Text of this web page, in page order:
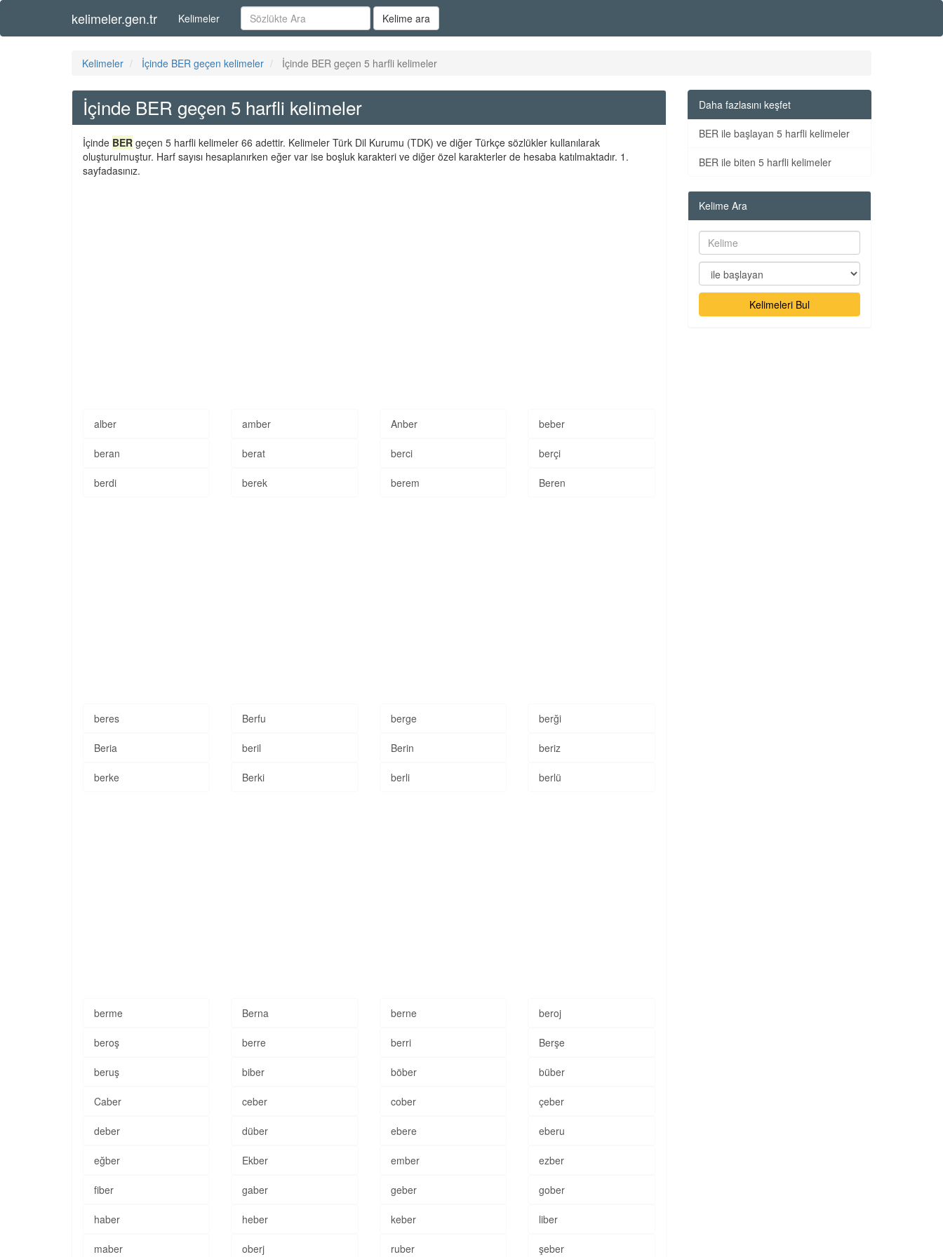
kelimeler.gen.tr Kelimeler Kelime ara
Kelimeler İçinde BER geçen kelimeler İçinde BER geçen 5 harfli kelimeler
İçinde BER geçen 5 harfli kelimeler
İçinde BER geçen 5 harfli kelimeler 66 adettir. Kelimeler Türk Dil Kurumu (TDK) ve diğer Türkçe sözlükler kullanılarak
oluşturulmuştur. Harf sayısı hesaplanırken eğer var ise boşluk karakteri ve diğer özel karakterler de hesaba katılmaktadır. 1.
sayfadasınız.
alber amber Anber beber
beran berat berci berçi
berdi berek berem Beren
beres Berfu berge berği
Beria beril Berin beriz
berke Berki berli berlü
berme Berna berne beroj
beroş berre berri Berşe
beruş biber böber büber
Caber ceber cober çeber
deber düber ebere eberu
eğber Ekber ember ezber
fiber gaber geber gober
haber heber keber liber
maber oberj ruber şeber
Daha fazlasını keşfet
BER ile başlayan 5 harfli kelimeler
BER ile biten 5 harfli kelimeler
Kelime Ara
Kelimeleri Bul